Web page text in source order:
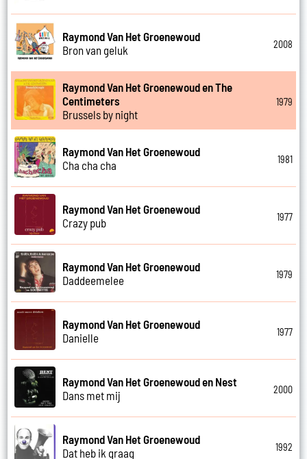
Raymond Van Het Groenewoud
Bron van geluk
2008
Raymond Van Het Groenewoud en The
Centimeters
Brussels by night
1979
Raymond Van Het Groenewoud
Cha cha cha
1981
Raymond Van Het Groenewoud
Crazy pub
1977
Raymond Van Het Groenewoud
Daddeemelee
1979
Raymond Van Het Groenewoud
Danielle
1977
Raymond Van Het Groenewoud en Nest
Dans met mij
2000
Raymond Van Het Groenewoud
Dat heb ik graag
1992